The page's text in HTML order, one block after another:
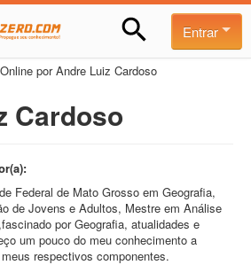
Entrar
por Andre Luiz Cardoso
Cardoso
Federal de Mato Grosso em Geografia,
de Jovens e Adultos, Mestre em Análise
por Geografia, atualidades e
um pouco do meu conhecimento a
respectivos componentes.